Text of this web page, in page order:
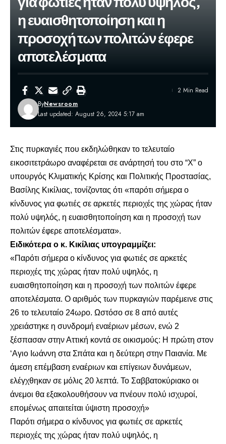
η ευαισθητοποίηση και η
προσοχή των πολιτών έφερε
αποτελέσματα
Last updated: August 26, 2024 5:17 am
ByNewsroom
2 Min Read
Στις πυρκαγιές που εκδηλώθηκαν το τελευταίο
εικοσιτετράωρο αναφέρεται σε ανάρτησή του στο “Χ” ο
υπουργός Κλιματικής Κρίσης και Πολιτικής Προστασίας,
Βασίλης Κικίλιας, τονίζοντας ότι «παρότι σήμερα ο
κίνδυνος για φωτιές σε αρκετές περιοχές της χώρας ήταν
πολύ υψηλός, η ευαισθητοποίηση και η προσοχή των
πολιτών έφερε αποτελέσματα».
Ειδικότερα ο κ. Κικίλιας υπογραμμίζει:
«Παρότι σήμερα ο κίνδυνος για φωτιές σε αρκετές
περιοχές της χώρας ήταν πολύ υψηλός, η
ευαισθητοποίηση και η προσοχή των πολιτών έφερε
αποτελέσματα. Ο αριθμός των πυρκαγιών παρέμεινε στις
26 το τελευταίο 24ωρο. Ωστόσο σε 8 από αυτές
χρειάστηκε η συνδρομή εναέριων μέσων, ενώ 2
ξέσπασαν στην Αττική κοντά σε οικισμούς: Η πρώτη στον
‘Αγιο Ιωάννη στα Σπάτα και η δεύτερη στην Παιανία. Με
άμεση επέμβαση εναέριων και επίγειων δυνάμεων,
ελέγχθηκαν σε μόλις 20 λεπτά. Το Σαββατοκύριακο οι
άνεμοι θα εξακολουθήσουν να πνέουν πολύ ισχυροί,
επομένως απαιτείται ύψιστη προσοχή»
Παρότι σήμερα ο κίνδυνος για φωτιές σε αρκετές
περιοχές της χώρας ήταν πολύ υψηλός, η